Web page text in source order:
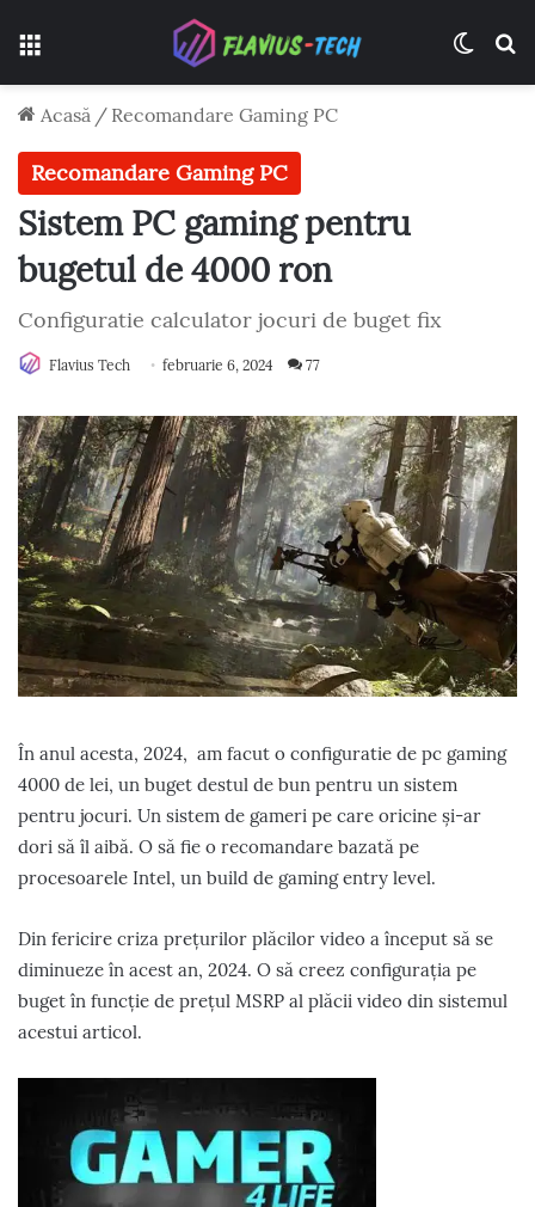
Acasă / Recomandare Gaming PC
Recomandare Gaming PC
Sistem PC gaming pentru
bugetul de 4000 ron
Configuratie calculator jocuri de buget fix
Flavius Tech februarie 6, 2024 77
În anul acesta, 2024, am facut o configuratie de pc gaming
4000 de lei, un buget destul de bun pentru un sistem
pentru jocuri. Un sistem de gameri pe care oricine și-ar
dori să îl aibă. O să fie o recomandare bazată pe
procesoarele Intel, un build de gaming entry level.
Din fericire criza prețurilor plăcilor video a început să se
diminueze în acest an, 2024. O să creez configurația pe
buget în funcție de prețul MSRP al plăcii video din sistemul
acestui articol.